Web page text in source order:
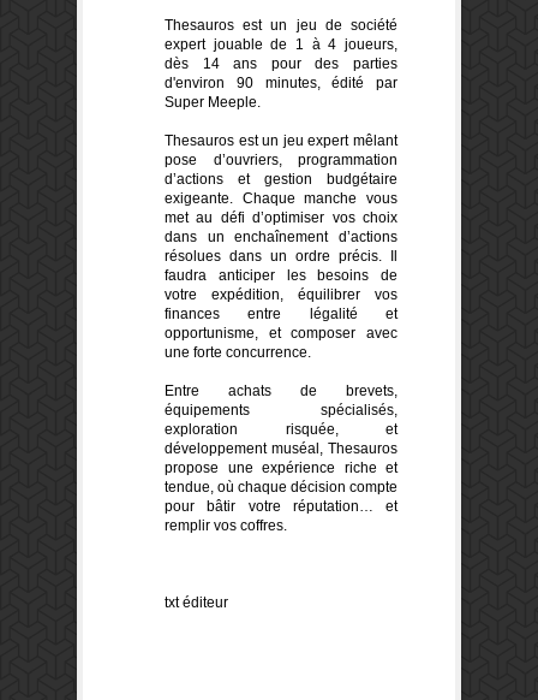
Thesauros est un jeu de société
expert jouable de 1 à 4 joueurs,
dès 14 ans pour des parties
d'environ 90 minutes, édité par
Super Meeple.
Thesauros est un jeu expert mêlant
pose d’ouvriers, programmation
d’actions et gestion budgétaire
exigeante. Chaque manche vous
met au défi d’optimiser vos choix
dans un enchaînement d’actions
résolues dans un ordre précis. Il
faudra anticiper les besoins de
votre expédition, équilibrer vos
finances entre légalité et
opportunisme, et composer avec
une forte concurrence.
Entre achats de brevets,
équipements spécialisés,
exploration risquée, et
développement muséal, Thesauros
propose une expérience riche et
tendue, où chaque décision compte
pour bâtir votre réputation… et
remplir vos coffres.
txt éditeur